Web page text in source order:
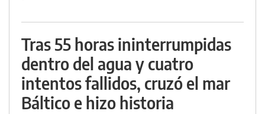
Tras 55 horas ininterrumpidas
dentro del agua y cuatro
intentos fallidos, cruzó el mar
Báltico e hizo historia